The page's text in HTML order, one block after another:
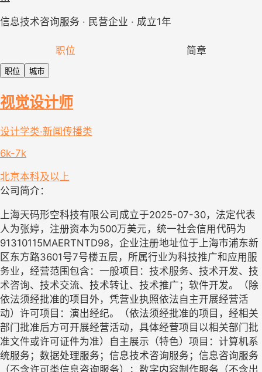
信息技术咨询服务 · 民营企业 · 成立1年
职位 简章
职位 城市
视觉设计师
设计学类·新闻传播类
6k-7k
北京本科及以上
公司简介：
上海天码形空科技有限公司成立于2025-07-30，法定代表
人为张婷，注册资本为500万美元，统一社会信用代码为
91310115MAERTNTD98，企业注册地址位于上海市浦东新
区东方路3601号7号楼五层，所属行业为科技推广和应用服
务业，经营范围包含：一般项目：技术服务、技术开发、技
术咨询、技术交流、技术转让、技术推广；软件开发。（除
依法须经批准的项目外，凭营业执照依法自主开展经营活
动）许可项目：演出经纪。（依法须经批准的项目，经相关
部门批准后方可开展经营活动，具体经营项目以相关部门批
准文件或许可证件为准）自主展示（特色）项目：计算机系
统服务；数据处理服务；信息技术咨询服务；信息咨询服务
（不含许可类信息咨询服务）；数字内容制作服务（不含出